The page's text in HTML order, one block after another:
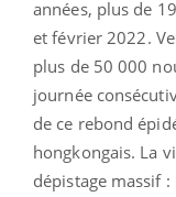
années, plus de
et février 2022.
plus de 50 000
journée
de ce rebond
hongkongais. La
dépistage massif